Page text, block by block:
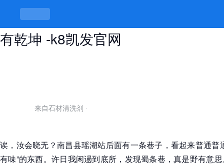
南昌县瑶湖站后面的巷子，巷里巷外
有乾坤 -k8凯发官网
来自石材清洗剂 ·
诶，汝会晓无？南昌县瑶湖站后面有一条巷子，看起来普通普
有味”的东西。许日我闲逿到底所，发现蜀条巷，真是野有意